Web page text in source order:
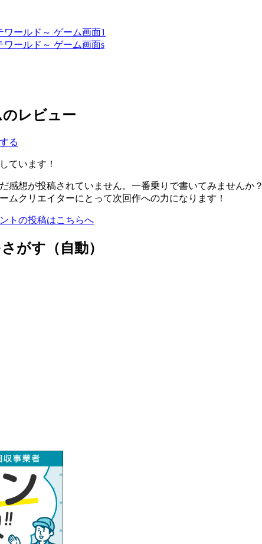
レビュー
る
ています！
感想が投稿されていません。一番乗りで書いてみませんか？
ムクリエイターにとって次回作への力になります！
トの投稿はこちらへ
がす（自動）